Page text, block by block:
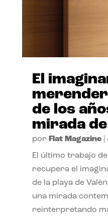
El
de los
mirada
por Flat Magazine|
El último trabajo
recupera el
de la playa de
una mirada
reinterpretando